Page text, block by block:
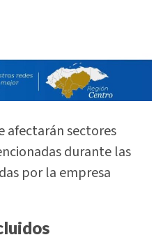
afectarán sectores
durante las
por la empresa